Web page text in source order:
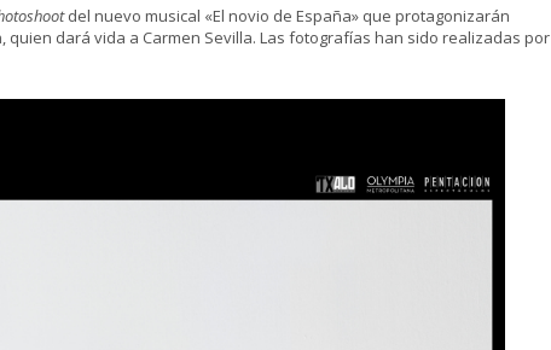
del nuevo musical «El novio de España» que protagonizarán
quien dará vida a Carmen Sevilla. Las fotografías han sido realizadas por